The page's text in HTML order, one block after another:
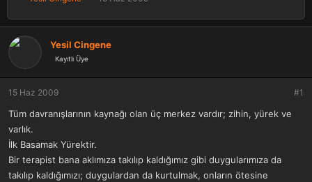
n
b
a
ş
a
t
a
n
ş
a
t
h
i
Yesil Cingene
Kayıtlı Üye
15 Haz 2009 #1
Tüm davranışlarının kaynağı olan üç merkez vardır; zihin, yürek ve
varlık.
İlk Basamak Yürektir.
Bir terapist bana aklımıza takılıp kaldığımız gibi duygularımıza da
takılıp kaldığımızı; duygulardan da kurtulmak, onların ötesine